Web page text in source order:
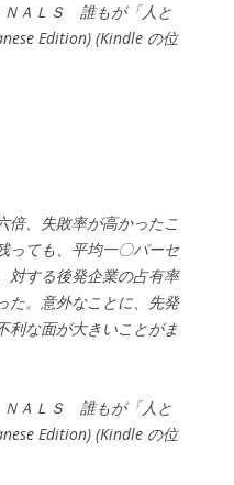
ＮＡＬＳ 誰もが「人と
Edition) (Kindle の位
倍、失敗率が高かったこ
っても、平均一〇パーセ
対する後発企業の占有率
た。意外なことに、先発
利な面が大きいことがま
ＮＡＬＳ 誰もが「人と
Edition) (Kindle の位